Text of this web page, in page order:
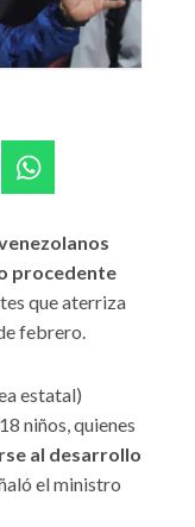
procedente
que aterriza
febrero.
estatal)
niños, quienes
al desarrollo
el ministro